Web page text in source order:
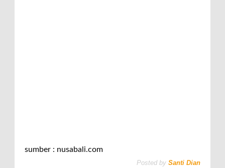
sumber : nusabali.com
Posted by Santi Dian